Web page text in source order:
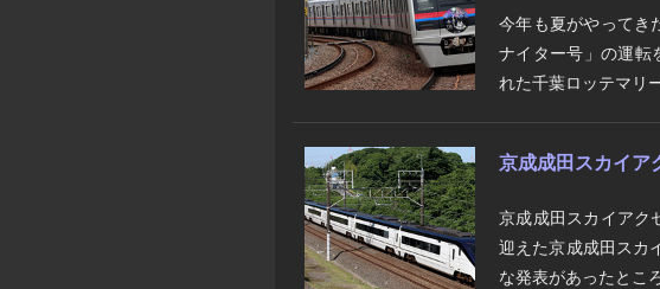
今年も夏がやってき
ナイター号」の運転
れた千葉ロッテマリ
京成成田スカイア
京成成田スカイアク
迎えた京成成田スカ
な発表があったとこ